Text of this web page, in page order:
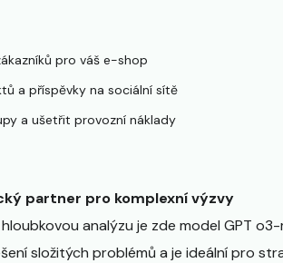
pro váš e-shop
a příspěvky na sociální sítě
a ušetřit provozní náklady
partner pro komplexní výzvy
analýzu je zde model GPT
složitých problémů a je ideální pro